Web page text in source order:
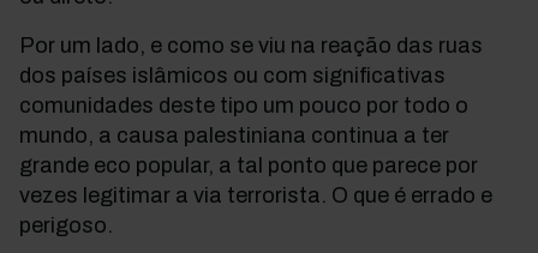
Por um lado, e como se viu na reação das ruas
dos países islâmicos ou com significativas
comunidades deste tipo um pouco por todo o
mundo, a causa palestiniana continua a ter
grande eco popular, a tal ponto que parece por
vezes legitimar a via terrorista. O que é errado e
perigoso.